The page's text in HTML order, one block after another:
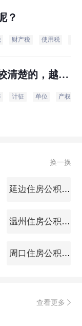
？
财产税 使用税 规
清楚的，越详
计征 单位 产权
换一换
延边住房公积金查询
温州住房公积金查询
周口住房公积金查询
查看更多